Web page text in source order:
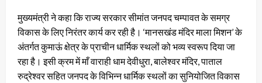
मुख्यमंत्री ने कहा कि राज्य सरकार सीमांत जनपद चम्पावत के समग्र
विकास के लिए निरंतर कार्य कर रही है। ‘मानसखंड मंदिर माला मिशन’ के
अंतर्गत कुमाऊं क्षेत्र के प्राचीन धार्मिक स्थलों को भव्य स्वरूप दिया जा
रहा है। इसी क्रम में माँ वाराही धाम देवीधुरा, बालेश्वर मंदिर, पाताल
रुद्रेश्वर सहित जनपद के विभिन्न धार्मिक स्थलों का सुनियोजित विकास